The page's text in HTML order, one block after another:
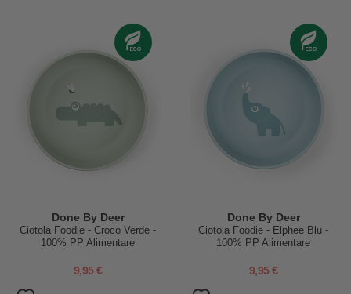
Done By Deer
Ciotola Foodie - Croco Verde -
100% PP Alimentare
9,95 €
Done By Deer
Ciotola Foodie - Elphee Blu -
100% PP Alimentare
9,95 €